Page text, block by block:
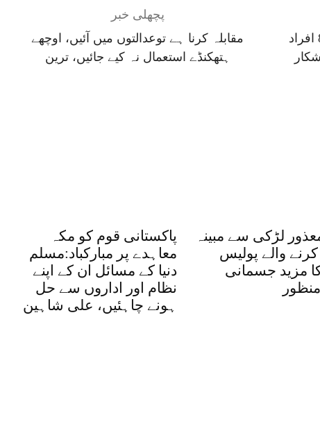
پچھلی خبر
مقابلہ کرنا ہے توعدالتوں میں آئیں، اوچھے
ہتھکنڈے استعمال نہ کیے جائیں، ترین
ملک میں کورونا کے قاتل وائرس نے مزید 81 افراد
پاکستانی قوم کو مکہ
معاہدے پر مبارکباد:مسلم
دنیا کے مسائل ان کے اپنے
نظام اور اداروں سے حل
ہونے چاہئیں، علی شاہین
لڑکی سے مبینہ
کرنے والے پولیس
مزید جسمانی